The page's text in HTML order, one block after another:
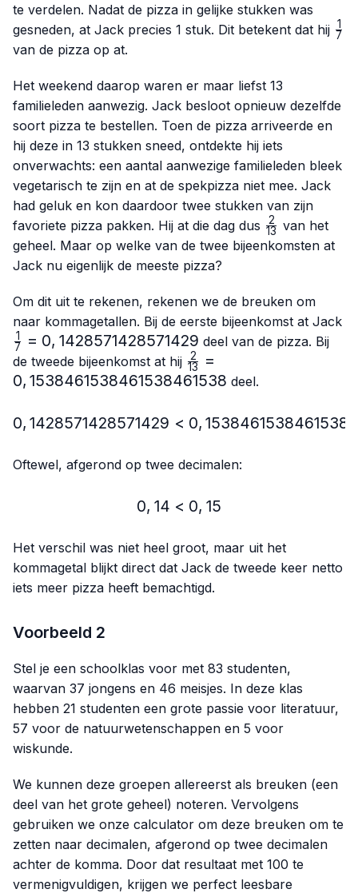
te verdelen. Nadat de pizza in gelijke stukken was
gesneden, at Jack precies 1 stuk. Dit betekent dat hij 7
1
van de pizza op at.
Het weekend daarop waren er maar liefst 13
familieleden aanwezig. Jack besloot opnieuw dezelfde
soort pizza te bestellen. Toen de pizza arriveerde en
hij deze in 13 stukken sneed, ontdekte hij iets
onverwachts: een aantal aanwezige familieleden bleek
vegetarisch te zijn en at de spekpizza niet mee. Jack
had geluk en kon daardoor twee stukken van zijn
favoriete pizza pakken. Hij at die dag dus \frac{2}
{13}
13
2
van het
geheel. Maar op welke van de twee bijeenkomsten at
Jack nu eigenlijk de meeste pizza?
Om dit uit te rekenen, rekenen we de breuken om
naar kommagetallen. Bij de eerste bijeenkomst at Jack
\frac{1}
{7}=0,1428571428571429
7
1 = 0, 1428571428571429 deel van de pizza. Bij
de tweede bijeenkomst at hij \frac{2}
13
2
=
0, 1538461538461538461538 deel.
0,1428571428571429 <
0, 1428571428571429 < 0, 1538461538461538
Oftewel, afgerond op twee decimalen:
0,14 < 0,15
0, 14 < 0, 15
Het verschil was niet heel groot, maar uit het
kommagetal blijkt direct dat Jack de tweede keer netto
iets meer pizza heeft bemachtigd.
Voorbeeld 2
Stel je een schoolklas voor met 83 studenten,
waarvan 37 jongens en 46 meisjes. In deze klas
hebben 21 studenten een grote passie voor literatuur,
57 voor de natuurwetenschappen en 5 voor
wiskunde.
We kunnen deze groepen allereerst als breuken (een
deel van het grote geheel) noteren. Vervolgens
gebruiken we onze calculator om deze breuken om te
zetten naar decimalen, afgerond op twee decimalen
achter de komma. Door dat resultaat met 100 te
vermenigvuldigen, krijgen we perfect leesbare